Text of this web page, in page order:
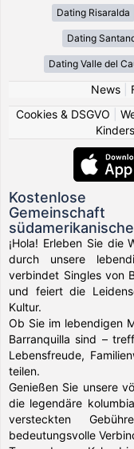
Dating Risaralda
Dating
Dating Valle del
News|
Cookies & DSGVO
Kostenlose
¡Hola! Erleben Sie die
durch unsere
verbindet Singles von
und feiert die
Kultur.
Ob Sie im lebendigen
Barranquilla sind –
Lebensfreude,
teilen.
Genießen Sie unsere
die legendäre
versteckten
bedeutungsvolle